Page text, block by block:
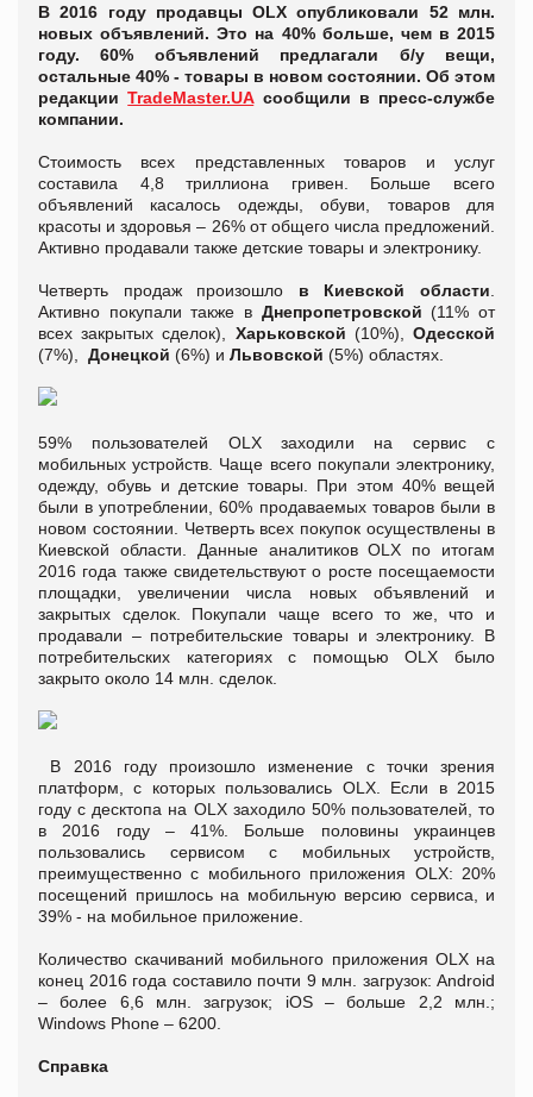
В 2016 году продавцы OLX опубликовали 52 млн.
новых объявлений. Это на 40% больше, чем в 2015
году. 60% объявлений предлагали б/у вещи,
остальные 40% - товары в новом состоянии. Об этом
редакцииTradeMaster.UAсообщили в пресс-службе
компании.
Стоимость всех представленных товаров и услуг
составила 4,8 триллиона гривен. Больше всего
объявлений касалось одежды, обуви, товаров для
красоты и здоровья – 26% от общего числа предложений.
Активно продавали также детские товары и электронику.
Четверть продаж произошло в Киевской области
Активно покупали также в Днепропетровской (11% от
всех закрытых сделок), Харьковской (10%),Одесской
(7%), Донецкой (6%) и Львовской (5%) областях.
59% пользователей OLX заходили на сервис с
мобильных устройств. Чаще всего покупали электронику,
одежду, обувь и детские товары. При этом 40% вещей
были в употреблении, 60% продаваемых товаров были в
новом состоянии. Четверть всех покупок осуществлены в
Киевской области. Данные аналитиков OLX по итогам
2016 года также свидетельствуют о росте посещаемости
площадки, увеличении числа новых объявлений и
закрытых сделок. Покупали чаще всего то же, что и
продавали – потребительские товары и электронику. В
потребительских категориях с помощью OLX было
закрыто около 14 млн. сделок.
В 2016 году произошло изменение с точки зрения
платформ, с которых пользовались OLX. Если в 2015
году с десктопа на OLX заходило 50% пользователей, то
в 2016 году – 41%. Больше половины украинцев
пользовались сервисом с мобильных устройств,
преимущественно с мобильного приложения OLX: 20%
посещений пришлось на мобильную версию сервиса, и
39% - на мобильное приложение.
Количество скачиваний мобильного приложения OLX на
конец 2016 года составило почти 9 млн. загрузок: Android
– более 6,6 млн. загрузок; iOS – больше 2,2 млн.;
Windows Phone – 6200.
Справка